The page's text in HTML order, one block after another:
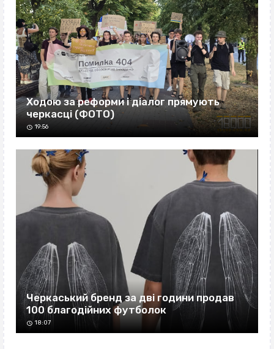
Ходою за реформи і діалог прямують
черкасці (ФОТО)
19:56
Черкаський бренд за дві години продав
100 благодійних футболок
18:07